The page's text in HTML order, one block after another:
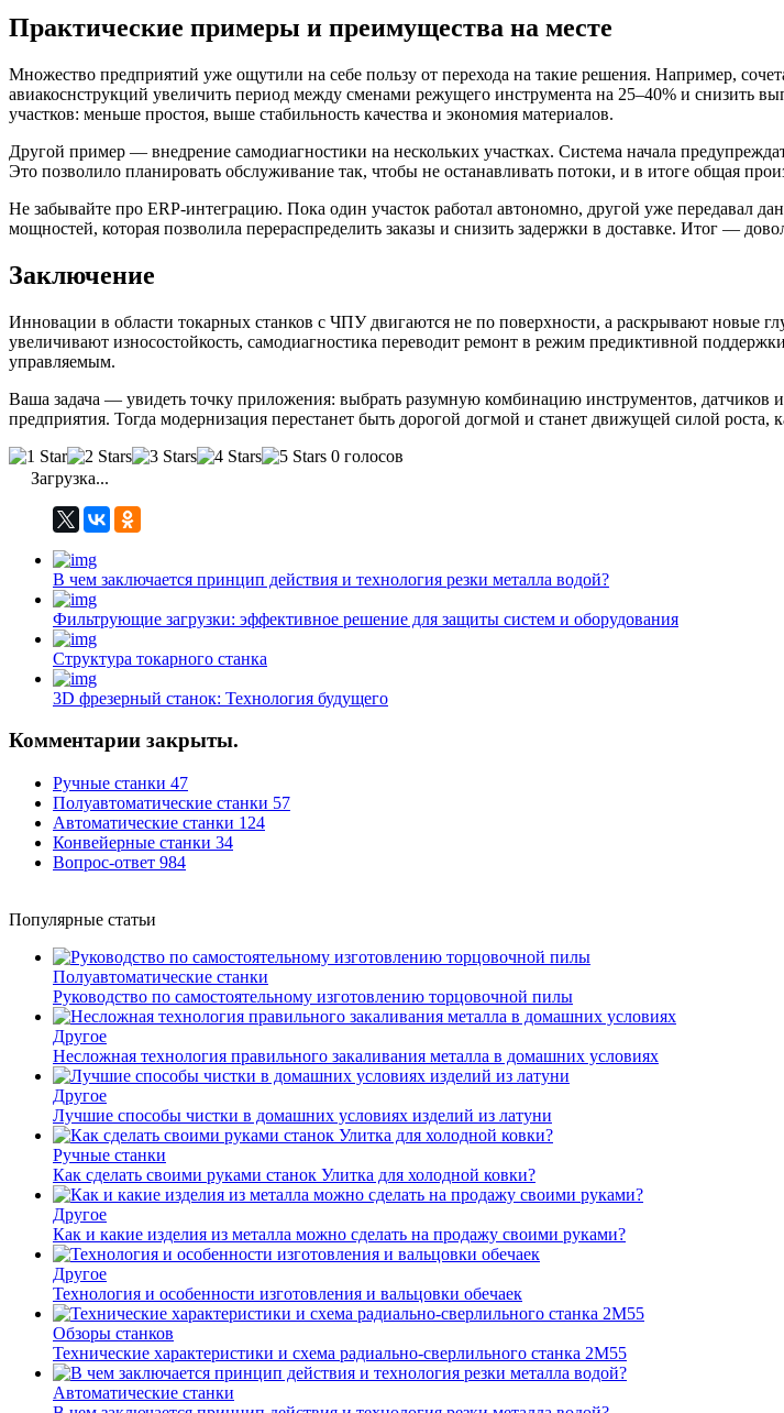
Практические примеры и преимущества на месте
Множество предприятий уже ощутили на себе пользу от перехода на такие решения. Например,
авиакоснструкций увеличить период между сменами режущего инструмента на 25–40% и снизить
участков: меньше простоя, выше стабильность качества и экономия материалов.
Другой пример — внедрение самодиагностики на нескольких участках. Система начала
Это позволило планировать обслуживание так, чтобы не останавливать потоки, и в итоге общая
Не забывайте про ERP-интеграцию. Пока один участок работал автономно, другой уже передавал
мощностей, которая позволила перераспределить заказы и снизить задержки в доставке. Итог —
Заключение
Инновации в области токарных станков с ЧПУ двигаются не по поверхности, а раскрывают новые
увеличивают износостойкость, самодиагностика переводит ремонт в режим предиктивной
управляемым.
Ваша задача — увидеть точку приложения: выбрать разумную комбинацию инструментов, датчиков
предприятия. Тогда модернизация перестанет быть дорогой догмой и станет движущей силой роста,
0 голосов
Загрузка...
В чем заключается принцип действия и технология резки металла водой?
Фильтрующие загрузки: эффективное решение для защиты систем и оборудования
Структура токарного станка
3D фрезерный станок: Технология будущего
Комментарии закрыты.
Ручные станки 47
Полуавтоматические станки 57
Автоматические станки 124
Конвейерные станки 34
Вопрос-ответ 984
Популярные статьи
Полуавтоматические станки
Руководство по самостоятельному изготовлению торцовочной пилы
Другое
Несложная технология правильного закаливания металла в домашних условиях
Другое
Лучшие способы чистки в домашних условиях изделий из латуни
Ручные станки
Как сделать своими руками станок Улитка для холодной ковки?
Другое
Как и какие изделия из металла можно сделать на продажу своими руками?
Другое
Технология и особенности изготовления и вальцовки обечаек
Обзоры станков
Технические характеристики и схема радиально-сверлильного станка 2М55
Автоматические станки